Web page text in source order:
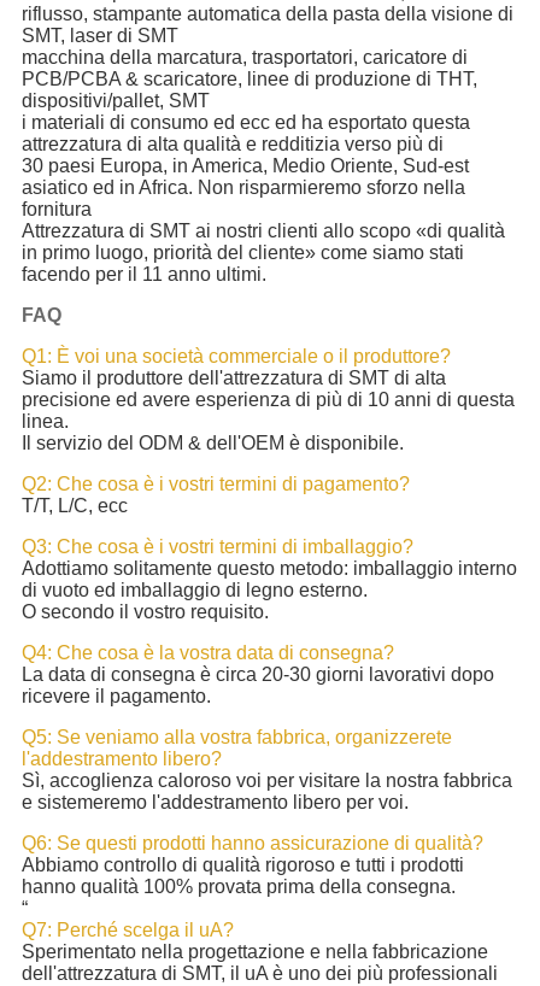
riflusso, stampante automatica della pasta della visione di
SMT, laser di SMT
macchina della marcatura, trasportatori, caricatore di
PCB/PCBA & scaricatore, linee di produzione di THT,
dispositivi/pallet, SMT
i materiali di consumo ed ecc ed ha esportato questa
attrezzatura di alta qualità e redditizia verso più di
30 paesi Europa, in America, Medio Oriente, Sud-est
asiatico ed in Africa. Non risparmieremo sforzo nella
fornitura
Attrezzatura di SMT ai nostri clienti allo scopo «di qualità
in primo luogo, priorità del cliente» come siamo stati
facendo per il 11 anno ultimi.
FAQ
Q1: È voi una società commerciale o il produttore?
Siamo il produttore dell'attrezzatura di SMT di alta
precisione ed avere esperienza di più di 10 anni di questa
linea.
Il servizio del ODM & dell'OEM è disponibile.
Q2: Che cosa è i vostri termini di pagamento?
T/T, L/C, ecc
Q3: Che cosa è i vostri termini di imballaggio?
Adottiamo solitamente questo metodo: imballaggio interno
di vuoto ed imballaggio di legno esterno.
O secondo il vostro requisito.
Q4: Che cosa è la vostra data di consegna?
La data di consegna è circa 20-30 giorni lavorativi dopo
ricevere il pagamento.
Q5: Se veniamo alla vostra fabbrica, organizzerete
l'addestramento libero?
Sì, accoglienza caloroso voi per visitare la nostra fabbrica
e sistemeremo l'addestramento libero per voi.
Q6: Se questi prodotti hanno assicurazione di qualità?
Abbiamo controllo di qualità rigoroso e tutti i prodotti
hanno qualità 100% provata prima della consegna.
“
Q7: Perché scelga il uA?
Sperimentato nella progettazione e nella fabbricazione
dell'attrezzatura di SMT, il uA è uno dei più professionali